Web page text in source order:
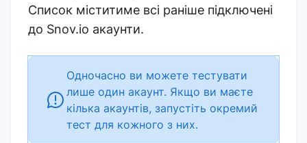
Список міститиме всі раніше підключені
до Snov.io акаунти.
Одночасно ви можете тестувати
лише один акаунт. Якщо ви маєте
кілька акаунтів, запустіть окремий
тест для кожного з них.